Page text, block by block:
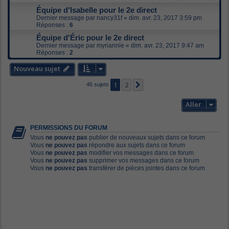
Équipe d'Isabelle pour le 2e direct
Dernier message par nancy31f« dim. avr. 23, 2017 3:59 pm
Réponses : 6
Équipe d'Éric pour le 2e direct
Dernier message par myriannie « dim. avr. 23, 2017 9:47 am
Réponses : 2
Nouveau sujet
46 sujets 1 2
Aller
PERMISSIONS DU FORUM
Vous ne pouvez pas publier de nouveaux sujets dans ce forum
Vous ne pouvez pas répondre aux sujets dans ce forum
Vous ne pouvez pas modifier vos messages dans ce forum
Vous ne pouvez pas supprimer vos messages dans ce forum
Vous ne pouvez pas transférer de pièces jointes dans ce forum